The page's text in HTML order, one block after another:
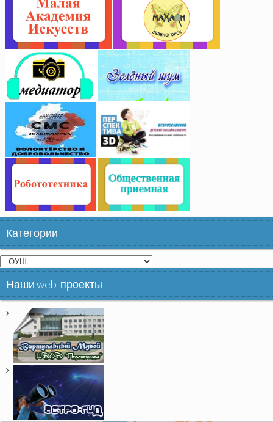
Категории
Категории
Наши web-проекты